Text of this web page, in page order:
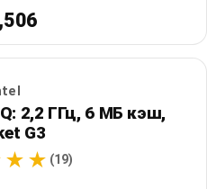
2,2 ГГц, 6 МБ кэш,
G3
(19)